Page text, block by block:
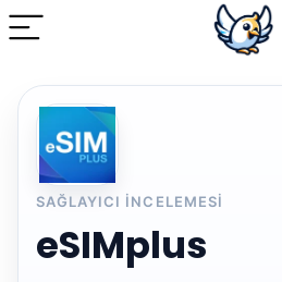
SAĞLAYICI INCELEMESI
eSIMplus